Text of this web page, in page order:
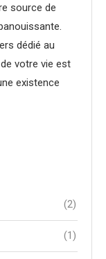
source de
dédié au
votre vie est
existence
(2)
(1)